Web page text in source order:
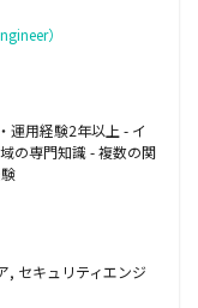
）
運用経験2年以上 - イ
の専門知識 - 複数の関
, セキュリティエンジ